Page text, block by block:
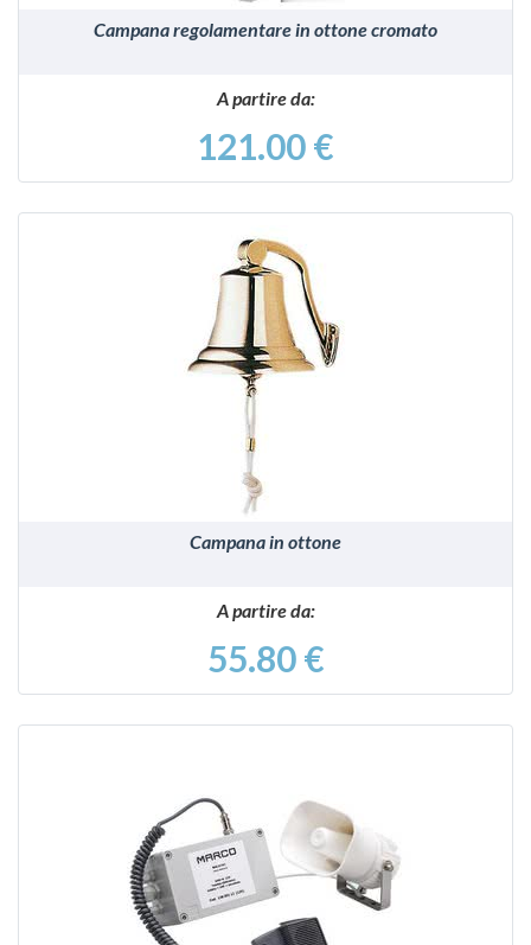
Campana regolamentare in ottone cromato
A partire da:
121.00 €
VEDI
Campana in ottone
A partire da:
55.80 €
VEDI